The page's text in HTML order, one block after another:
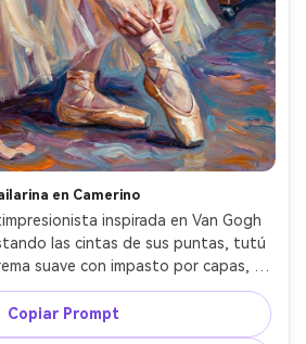
en Camerino
inspirada en Van Gogh
las cintas de sus puntas, tutú
suave con impasto por capas,
reflejando color giratorio, expresión
líneas de movimiento pictóricas,
vibrante, momento íntimo y
Copiar Prompt